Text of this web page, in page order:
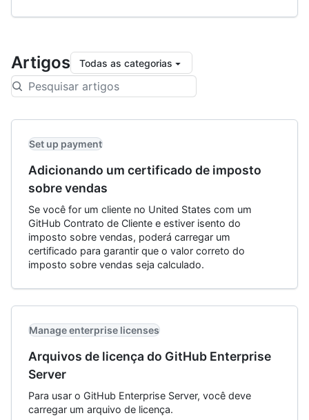
Artigos Todas as categorias
Set up payment
Adicionando um certificado de imposto
sobre vendas
Se você for um cliente no United States com um
GitHub Contrato de Cliente e estiver isento do
imposto sobre vendas, poderá carregar um
certificado para garantir que o valor correto do
imposto sobre vendas seja calculado.
Manage enterprise licenses
Arquivos de licença do GitHub Enterprise
Server
Para usar o GitHub Enterprise Server, você deve
carregar um arquivo de licença.